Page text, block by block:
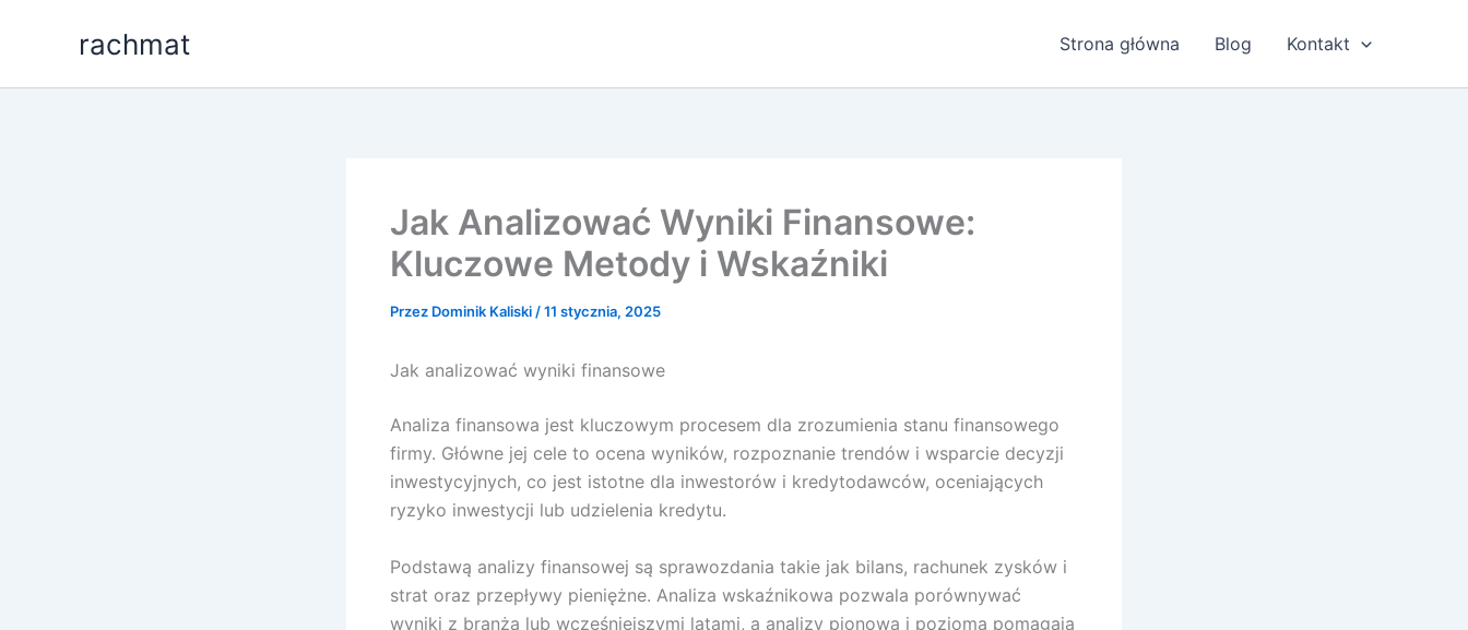
rachmat Strona główna Blog Kontakt
Jak Analizować Wyniki Finansowe:
Kluczowe Metody i Wskaźniki
Przez Dominik Kaliski /11 stycznia, 2025
Jak analizować wyniki finansowe
Analiza finansowa jest kluczowym procesem dla zrozumienia stanu finansowego
firmy. Główne jej cele to ocena wyników, rozpoznanie trendów i wsparcie decyzji
inwestycyjnych, co jest istotne dla inwestorów i kredytodawców, oceniających
ryzyko inwestycji lub udzielenia kredytu.
Podstawą analizy finansowej są sprawozdania takie jak bilans, rachunek zysków i
strat oraz przepływy pieniężne. Analiza wskaźnikowa pozwala porównywać
wyniki z branżą lub wcześniejszymi latami, a analizy pionowa i pozioma pomagają